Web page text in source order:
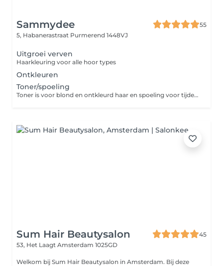
Sammydee
55
5, Habanerastraat Purmerend 1448VJ
Uitgroei verven
Haarkleuring voor alle hoor types
Ontkleuren
Toner/spoeling
Toner is voor blond en ontkleurd haar en spoeling voor tijdelijke kleuring (niet grijsdekkend)
Sum Hair Beautysalon
45
53, Het Laagt Amsterdam 1025GD
Welkom bij Sum Hair Beautysalon in Amsterdam. Bij deze